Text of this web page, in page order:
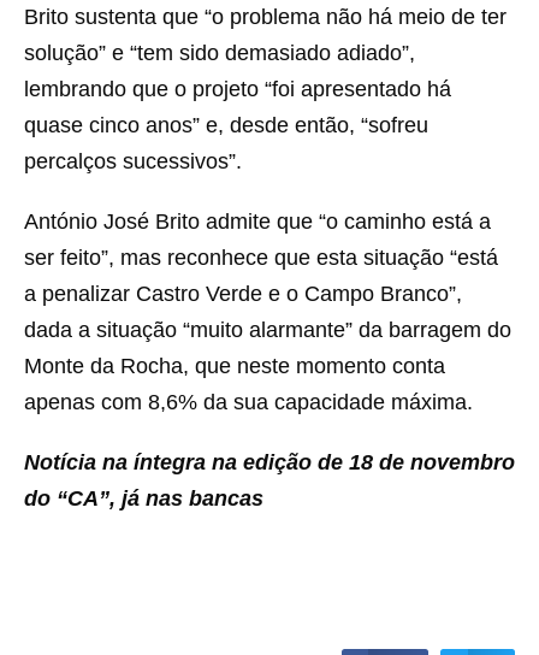
Brito sustenta que “o problema não há meio de ter
solução” e “tem sido demasiado adiado”,
lembrando que o projeto “foi apresentado há
quase cinco anos” e, desde então, “sofreu
percalços sucessivos”.
António José Brito admite que “o caminho está a
ser feito”, mas reconhece que esta situação “está
a penalizar Castro Verde e o Campo Branco”,
dada a situação “muito alarmante” da barragem do
Monte da Rocha, que neste momento conta
apenas com 8,6% da sua capacidade máxima.
Notícia na íntegra na edição de 18 de novembro
do “CA”, já nas bancas